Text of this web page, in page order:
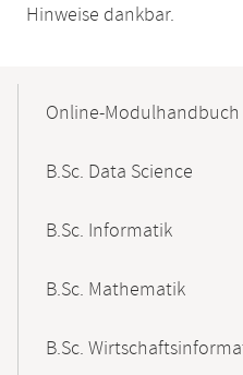
Hinweise dankbar.
NavigationOnline-Modulhandbuch
B.Sc. Data Science
B.Sc. Informatik
B.Sc. Mathematik
B.Sc.